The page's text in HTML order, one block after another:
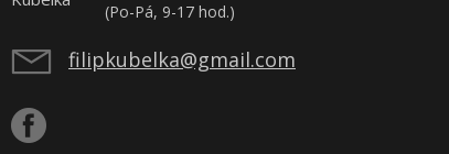
(Po-Pá, 9-17 hod.)
filipkubelka@gmail.com